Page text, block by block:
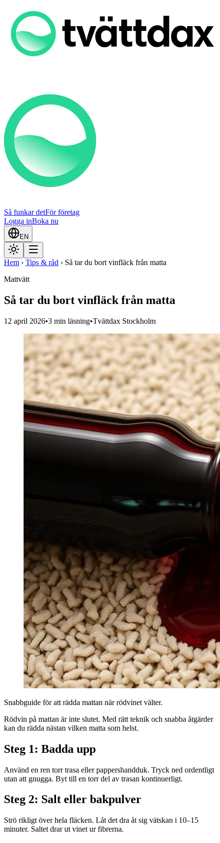
Så funkar detFör företag
Logga inBoka nu
EN
Hem › Tips & råd › Så tar du bort vinfläck från matta
Mattvätt
Så tar du bort vinfläck från matta
12 april 2026•3 min läsning•Tvättdax Stockholm
Snabbguide för att rädda mattan när rödvinet välter.
Rödvin på mattan är inte slutet. Med rätt teknik och snabba åtgärder
kan du rädda nästan vilken matta som helst.
Steg 1: Badda upp
Använd en ren torr trasa eller pappershandduk. Tryck ned ordentligt
utan att gnugga. Byt till en torr del av trasan kontinuerligt.
Steg 2: Salt eller bakpulver
Strö rikligt över hela fläcken. Låt det dra åt sig vätskan i 10–15
minuter. Saltet drar ut vinet ur fibrerna.